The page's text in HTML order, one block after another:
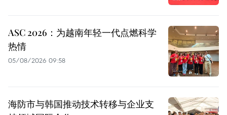
ASC 2026：为越南年轻一代点燃科学
热情
05/08/2026 09:58
海防市与韩国推动技术转移与企业支